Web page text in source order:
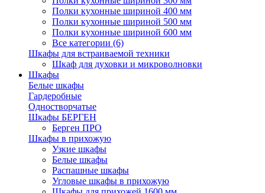
Полки кухонные шириной 400 мм
Полки кухонные шириной 500 мм
Полки кухонные шириной 600 мм
Все категории (6)
Шкафы для встраиваемой техники
Шкаф для духовки и микроволновки
Шкафы
Белые шкафы
Гардеробные
Одностворчатые
Шкафы БЕРГЕН
Берген ПРО
Шкафы в прихожую
Узкие шкафы
Белые шкафы
Распашные шкафы
Угловые шкафы в прихожую